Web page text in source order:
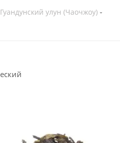
Гуандунский улун (Чаочжоу)